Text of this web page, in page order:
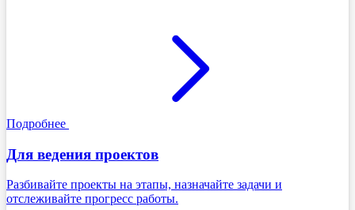
Подробнее
Для ведения проектов
Разбивайте проекты на этапы, назначайте задачи и
отслеживайте прогресс работы.